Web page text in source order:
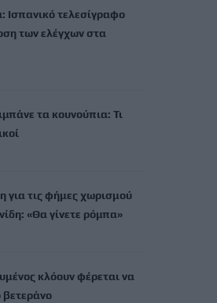
Ισπανικό τελεσίγραφο
των ελέγχων στα
τα κουνούπια: Τι
για τις φήμες χωρισμού
«Θα γίνετε ρόμπα»
κλόουν φέρεται να
βετεράνο